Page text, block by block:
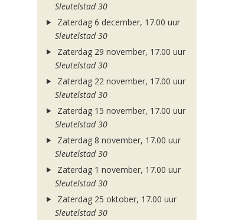
Sleutelstad 30
Zaterdag 6 december, 17.00 uur
Sleutelstad 30
Zaterdag 29 november, 17.00 uur
Sleutelstad 30
Zaterdag 22 november, 17.00 uur
Sleutelstad 30
Zaterdag 15 november, 17.00 uur
Sleutelstad 30
Zaterdag 8 november, 17.00 uur
Sleutelstad 30
Zaterdag 1 november, 17.00 uur
Sleutelstad 30
Zaterdag 25 oktober, 17.00 uur
Sleutelstad 30